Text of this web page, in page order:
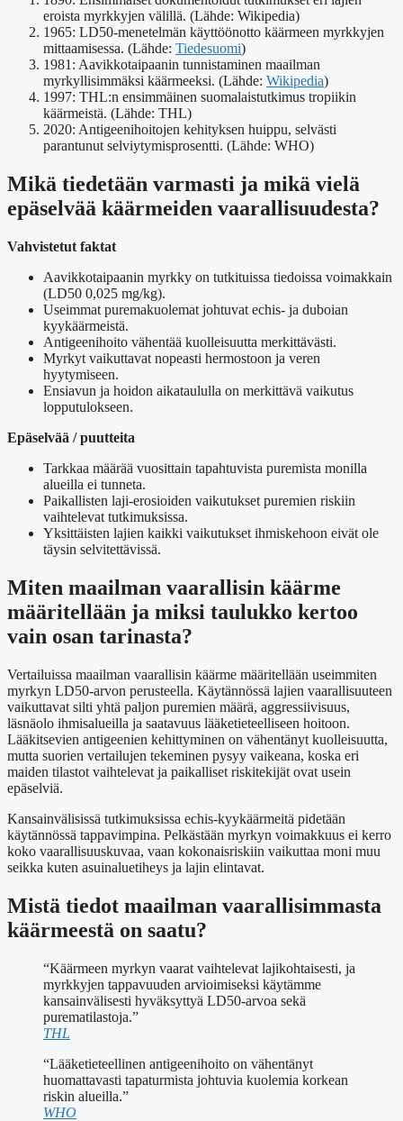
eroista myrkkyjen välillä. (Lähde: Wikipedia)
1965: LD50-menetelmän käyttöönotto käärmeen myrkkyjen
mittaamisessa. (Lähde: Tiedesuomi)
1981 : Aavikkotaipaanin tunnistaminen maailman
myrkyllisimmäksi käärmeeksi. (Lähde: Wikipedia)
1997: THL:n ensimmäinen suomalaistutkimus tropiikin
käärmeistä. (Lähde: THL)
2020: Antigeenihoitojen kehityksen huippu, selvästi
parantunut selviytymisprosentti. (Lähde: WHO)
Mikä tiedetään varmasti ja mikä vielä
epäselvää käärmeiden vaarallisuudesta?
Vahvistetut faktat
Aavikkotaipaanin myrkky on tutkituissa tiedoissa voimakkain
(LD50 0,025 mg/kg).
Useimmat puremakuolemat johtuvat echis- ja duboian
kyykäärmeistä.
Antigeenihoito vähentää kuolleisuutta merkittävästi.
Myrkyt vaikuttavat nopeasti hermostoon ja veren
hyytymiseen.
Ensiavun ja hoidon aikataululla on merkittävä vaikutus
lopputulokseen.
Epäselvää / puutteita
Tarkkaa määrää vuosittain tapahtuvista puremista monilla
alueilla ei tunneta.
Paikallisten laji-erosioiden vaikutukset puremien riskiin
vaihtelevat tutkimuksissa.
Yksittäisten lajien kaikki vaikutukset ihmiskehoon eivät ole
täysin selvitettävissä.
Miten maailman vaarallisin käärme
määritellään ja miksi taulukko kertoo
vain osan tarinasta?
Vertailuissa maailman vaarallisin käärme määritellään useimmiten
myrkyn LD50-arvon perusteella. Käytännössä lajien vaarallisuuteen
vaikuttavat silti yhtä paljon puremien määrä, aggressiivisuus,
läsnäolo ihmisalueilla ja saatavuus lääketieteelliseen hoitoon.
Lääkitsevien antigeenien kehittyminen on vähentänyt kuolleisuutta,
mutta suorien vertailujen tekeminen pysyy vaikeana, koska eri
maiden tilastot vaihtelevat ja paikalliset riskitekijät ovat usein
epäselviä.
Kansainvälisissä tutkimuksissa echis-kyykäärmeitä pidetään
käytännössä tappavimpina. Pelkästään myrkyn voimakkuus ei kerro
koko vaarallisuuskuvaa, vaan kokonaisriskiin vaikuttaa moni muu
seikka kuten asuinaluetiheys ja lajin elintavat.
Mistä tiedot maailman vaarallisimmasta
käärmeestä on saatu?
“Käärmeen myrkyn vaarat vaihtelevat lajikohtaisesti, ja
myrkkyjen tappavuuden arvioimiseksi käytämme
kansainvälisesti hyväksyttyä LD50-arvoa sekä
purematilastoja.”
THL
“Lääketieteellinen antigeenihoito on vähentänyt
huomattavasti tapaturmista johtuvia kuolemia korkean
riskin alueilla.”
WHO